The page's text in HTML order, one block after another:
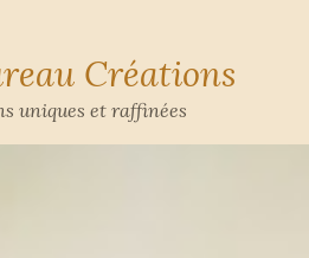
Créations
uniques et raffinées